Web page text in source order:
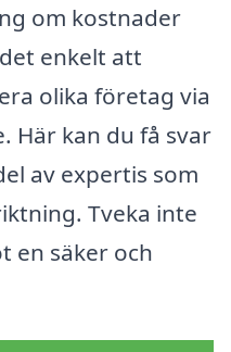
om kostnader
enkelt att
olika företag via
Här kan du få svar
av expertis som
Tveka inte
en säker och